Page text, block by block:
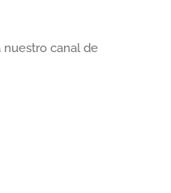
nuestro canal de